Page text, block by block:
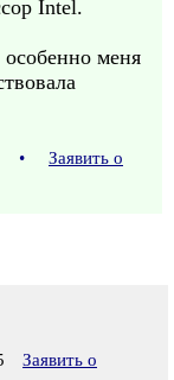
Intel.
особенно меня
•
Заявить о
Заявить о